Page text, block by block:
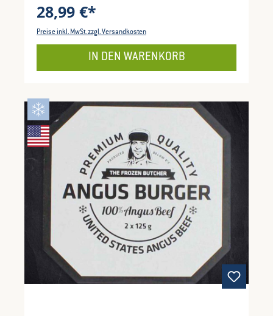
wiegt ca. 40 g, im praktischen 16er-Pack für
Genussmomente mit Familie oder Freunden.
und auf ausreichende Küchenhygiene achten! In
28,99 €*
Preise inkl. MwSt. zzgl. Versandkosten
IN DEN WARENKORB